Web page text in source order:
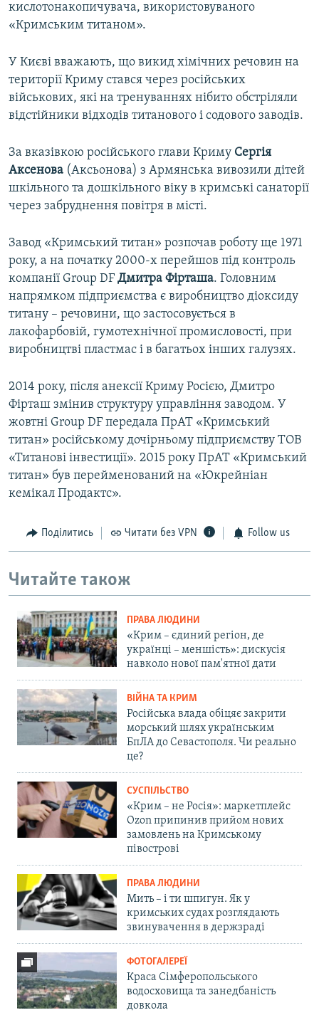
кислотонакопичувача, використовуваного
«Кримським титаном».
У Києві вважають, що викид хімічних речовин на
території Криму стався через російських
військових, які на тренуваннях нібито обстріляли
відстійники відходів титанового і содового заводів.
За вказівкою російського глави Криму Сергія
Аксенова (Аксьонова) з Армянська вивозили дітей
шкільного та дошкільного віку в кримські санаторії
через забруднення повітря в місті.
Завод «Кримський титан» розпочав роботу ще 1971
року, а на початку 2000-х перейшов під контроль
компанії Group DF Дмитра Фірташа. Головним
напрямком підприємства є виробництво діоксиду
титану – речовини, що застосовується в
лакофарбовій, гумотехнічної промисловості, при
виробництві пластмас і в багатьох інших галузях.
2014 року, після анексії Криму Росією, Дмитро
Фірташ змінив структуру управління заводом. У
жовтні Group DF передала ПрАТ «Кримський
титан» російському дочірньому підприємству ТОВ
«Титанові інвестиції». 2015 року ПрАТ «Кримський
титан» був перейменований на «Юкрейніан
кемікал Продактс».
Поділитись Читати без VPN Follow us
Читайте також
ПРАВА ЛЮДИНИ
«Крим – єдиний регіон, де
українці – меншість»: дискусія
навколо нової пам'ятної дати
ВІЙНА ТА КРИМ
Російська влада обіцяє закрити
морський шлях українським
БпЛА до Севастополя. Чи реально
це?
СУСПІЛЬСТВО
«Крим – не Росія»: маркетплейс
Ozon припинив прийом нових
замовлень на Кримському
півострові
ПРАВА ЛЮДИНИ
Мить – і ти шпигун. Як у
кримських судах розглядають
звинувачення в держзраді
ФОТОГАЛЕРЕЇ
Краса Сімферопольського
водосховища та занедбаність
довкола